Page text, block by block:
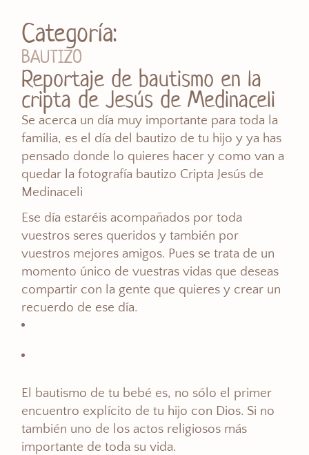
Categoría:
BAUTIZO
Reportaje de bautismo en la
cripta de Jesús de Medinaceli
Se acerca un día muy importante para toda la
familia, es el día del bautizo de tu hijo y ya has
pensado donde lo quieres hacer y como van a
quedar la fotografía bautizo Cripta Jesús de
Medinaceli
Ese día estaréis acompañados por toda
vuestros seres queridos y también por
vuestros mejores amigos. Pues se trata de un
momento único de vuestras vidas que deseas
compartir con la gente que quieres y crear un
recuerdo de ese día.
El bautismo de tu bebé es, no sólo el primer
encuentro explícito de tu hijo con Dios. Si no
también uno de los actos religiosos más
importante de toda su vida.